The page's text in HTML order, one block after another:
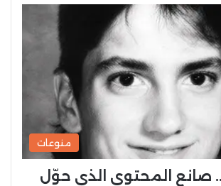
منوعات
Negusflex.. صانع المحتوى الذي حوّل